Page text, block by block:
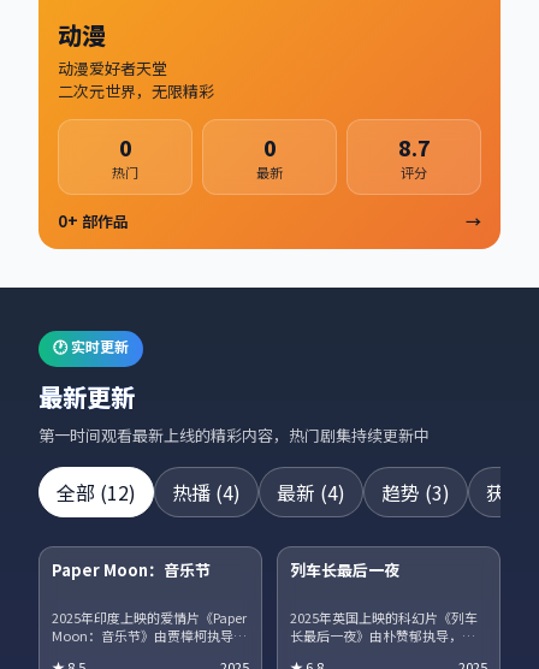
动漫
动漫爱好者天堂
二次元世界，无限精彩
0
热门
0
最新
8.7
评分
0+ 部作品 →
🕐 实时更新
最新更新
第一时间观看最新上线的精彩内容，热门剧集持续更新中
全部 (12) 热播 (4) 最新 (4) 趋势 (3) 获奖
热播
Paper Moon：音乐节
2025年印度上映的爱情片《Paper
Moon：音乐节》由贾樟柯执导，
NEW
列车长最后一夜
2025年英国上映的科幻片《列车
长最后一夜》由朴赞郁执导，蒂